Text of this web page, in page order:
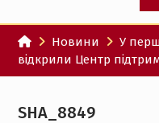
іспанського
Новини
У
відкрили Центр
SHA_8849